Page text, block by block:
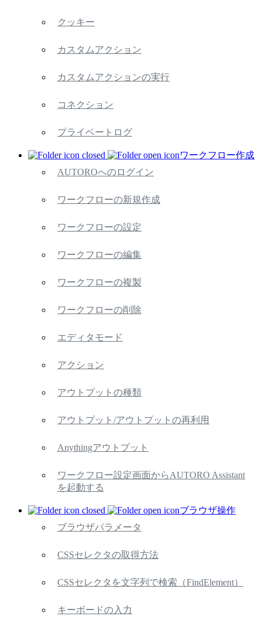
クッキー
カスタムアクション
カスタムアクションの実行
コネクション
プライベートログ
ワークフロー作成
AUTOROへのログイン
ワークフローの新規作成
ワークフローの設定
ワークフローの編集
ワークフローの複製
ワークフローの削除
エディタモード
アクション
アウトプットの種類
アウトプット/アウトプットの再利用
Anythingアウトプット
ワークフロー設定画面からAUTORO Assistant
を起動する
ブラウザ操作
ブラウザパラメータ
CSSセレクタの取得方法
CSSセレクタを文字列で検索（FindElement）
キーボードの入力